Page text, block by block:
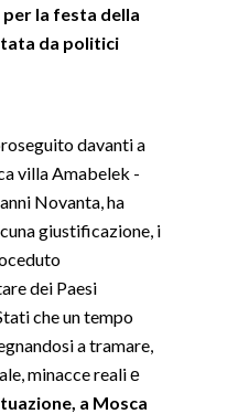
la festa della
da politici
davanti a
villa Amabelek -
Novanta, ha
giustificazione, i
dei Paesi
che un tempo
a tramare,
minacce reali е
a Mosca